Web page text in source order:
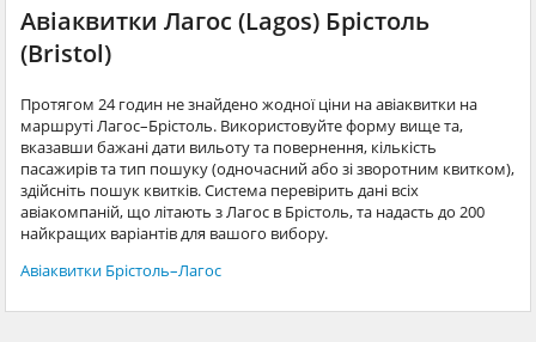
Авіаквитки Лагос (Lagos) Брістоль
(Bristol)
Протягом 24 годин не знайдено жодної ціни на авіаквитки на
маршруті Лагос–Брістоль. Використовуйте форму вище та,
вказавши бажані дати вильоту та повернення, кількість
пасажирів та тип пошуку (одночасний або зі зворотним квитком),
здійсніть пошук квитків. Система перевірить дані всіх
авіакомпаній, що літають з Лагос в Брістоль, та надасть до 200
найкращих варіантів для вашого вибору.
Авіаквитки Брістоль–Лагос